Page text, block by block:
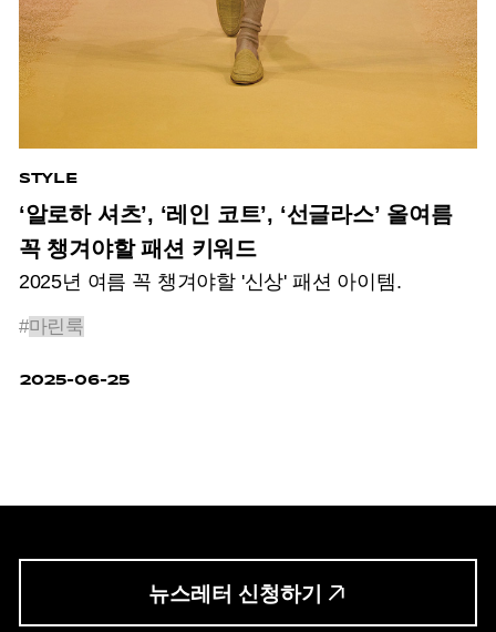
STYLE
‘알로하 셔츠’, ‘레인 코트’, ‘선글라스’ 올여름
꼭 챙겨야할 패션 키워드
2025년 여름 꼭 챙겨야할 '신상' 패션 아이템.
#마린룩
2025-06-25
뉴스레터 신청하기